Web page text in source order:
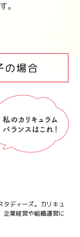
。
の場合
タディーズ。カリキュ
企業経営や組織運営に